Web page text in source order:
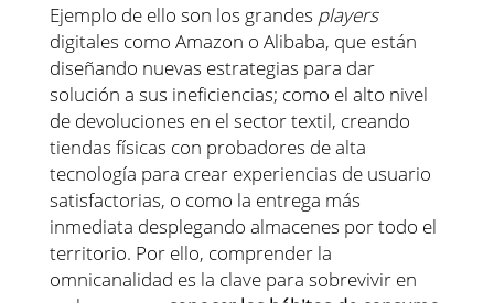
Ejemplo de ello son los grandes players
digitales como Amazon o Alibaba, que están
diseñando nuevas estrategias para dar
solución a sus ineficiencias; como el alto nivel
de devoluciones en el sector textil, creando
tiendas físicas con probadores de alta
tecnología para crear experiencias de usuario
satisfactorias, o como la entrega más
inmediata desplegando almacenes por todo el
territorio. Por ello, comprender la
omnicanalidad es la clave para sobrevivir en